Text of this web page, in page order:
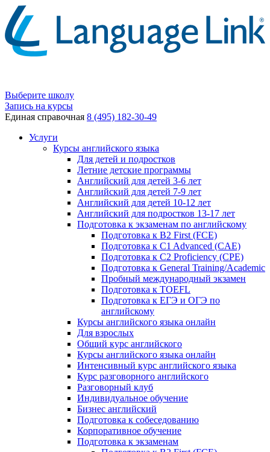
Выберите школу
Запись на курсы
Единая справочная 8 (495) 182-30-49
Услуги
Курсы английского языка
Для детей и подростков
Летние детские программы
Английский для детей 3-6 лет
Английский для детей 7-9 лет
Английский для детей 10-12 лет
Английский для подростков 13-17 лет
Подготовка к экзаменам по английскому
Подготовка к B2 First (FCE)
Подготовка к C1 Advanced (CAE)
Подготовка к C2 Proficiency (CPE)
Подготовка к General Training/Academic
Пробный международный экзамен
Подготовка к TOEFL
Подготовка к ЕГЭ и ОГЭ по
английскому
Курсы английского языка онлайн
Для взрослых
Общий курс английского
Курсы английского языка онлайн
Интенсивный курс английского языка
Курс разговорного английского
Разговорный клуб
Индивидуальное обучение
Бизнес английский
Подготовка к собеседованию
Корпоративное обучение
Подготовка к экзаменам